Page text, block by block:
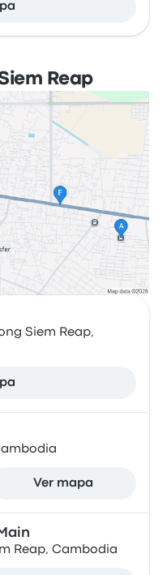
Reap
Siem Reap,
Ver mapa
Reap, Cambodia